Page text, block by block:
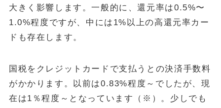
大きく影響します。一般的に、還元率は0.5%〜
1.0%程度ですが、中には1%以上の高還元率カー
ドも存在します。
国税をクレジットカードで支払うとの決済手数料
がかかります。以前は0.83%程度～でしたが、現
在は1％程度～となっています（※）。少しでも